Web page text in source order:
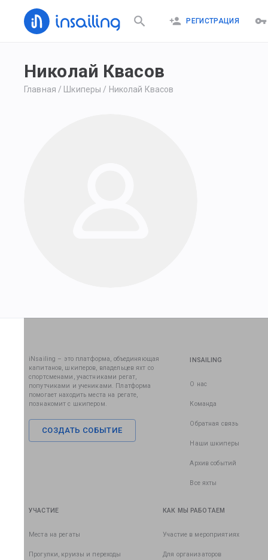
РЕГИСТРАЦИЯ
Николай Квасов
Главная / Шкиперы / Николай Квасов
iNsailing – это платформа, объединяющая
капитанов, шкиперов, владельцев яхт со
спортсменами, участниками регат,
попутчиками и учениками. Платформа
помогает находить места на регате,
познакомит с шкипером.
СОЗДАТЬ СОБЫТИЕ
INSAILING
О нас
Команда
Обратная связь
Наши шкиперы
Архив событий
Все яхты
УЧАСТИЕ
Места на регаты
Прогулки, круизы и переходы
КАК МЫ РАБОТАЕМ
Участие в мероприятиях
Для организаторов